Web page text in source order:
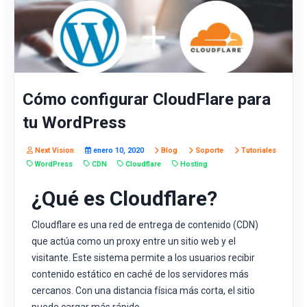
Cómo configurar CloudFlare para
tu WordPress
Next Vision enero 10, 2020 Blog Soporte
Tutoriales
WordPress
CDN Cloudflare Hosting
¿Qué es Cloudflare?
Cloudflare es una red de entrega de contenido (CDN)
que actúa como un proxy entre un sitio web y el
visitante. Este sistema permite a los usuarios recibir
contenido estático en caché de los servidores más
cercanos. Con una distancia física más corta, el sitio